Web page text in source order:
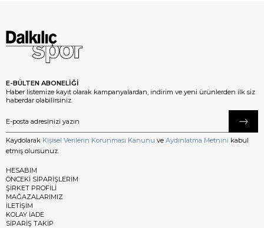
E-BÜLTEN ABONELİĞİ
Haber listemize kayıt olarak kampanyalardan, indirim ve yeni ürünlerden ilk siz
haberdar olabilirsiniz.
Kaydolarak Kişisel Verilerin Korunması Kanunu ve Aydınlatma Metnini kabul
etmiş olursunuz.
HESABIM
ÖNCEKİ SİPARİŞLERİM
ŞİRKET PROFİLİ
MAĞAZALARIMIZ
İLETİŞİM
KOLAY İADE
SİPARİŞ TAKİP